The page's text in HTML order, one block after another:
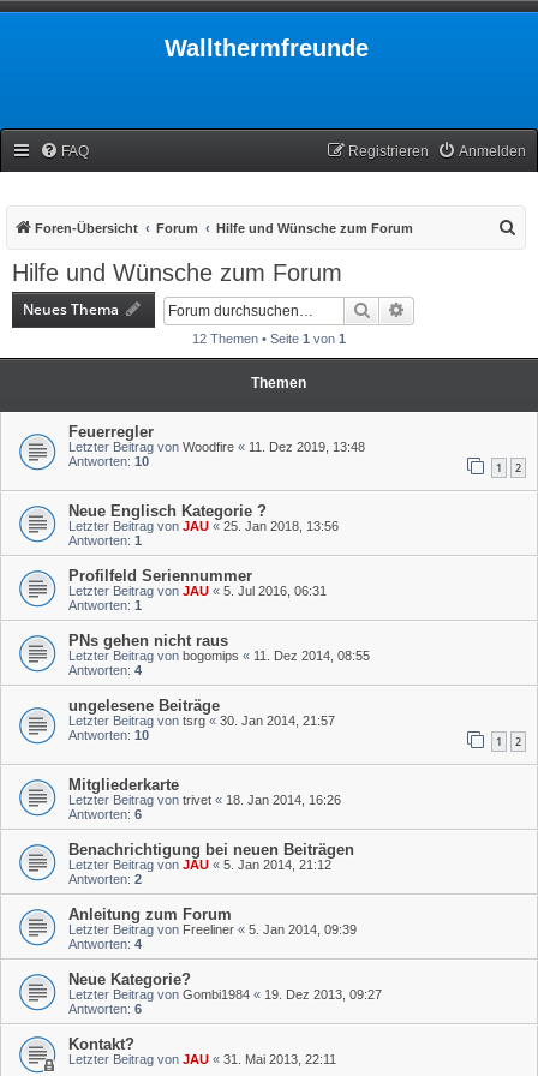
Wallthermfreunde
FAQ Anmelden
Registrieren
Foren-Übersicht Forum Hilfe und Wünsche zum Forum
Hilfe und Wünsche zum Forum
Neues Thema Suche
12 Themen • Seite 1 von 1
Themen
Feuerregler
Letzter Beitrag von Woodfire « 11. Dez 2019, 13:48
Antworten: 10 1 2
Neue Englisch Kategorie ?
Letzter Beitrag von JAU « 25. Jan 2018, 13:56
Antworten: 1
Profilfeld Seriennummer
Letzter Beitrag von JAU « 5. Jul 2016, 06:31
Antworten: 1
PNs gehen nicht raus
Letzter Beitrag von bogomips « 11. Dez 2014, 08:55
Antworten: 4
ungelesene Beiträge
Letzter Beitrag von tsrg « 30. Jan 2014, 21:57
Antworten: 10 1 2
Mitgliederkarte
Letzter Beitrag von trivet « 18. Jan 2014, 16:26
Antworten: 6
Benachrichtigung bei neuen Beiträgen
Letzter Beitrag von JAU « 5. Jan 2014, 21:12
Antworten: 2
Anleitung zum Forum
Letzter Beitrag von Freeliner « 5. Jan 2014, 09:39
Antworten: 4
Neue Kategorie?
Letzter Beitrag von Gombi1984 « 19. Dez 2013, 09:27
Antworten: 6
Kontakt?
Letzter Beitrag von JAU « 31. Mai 2013, 22:11